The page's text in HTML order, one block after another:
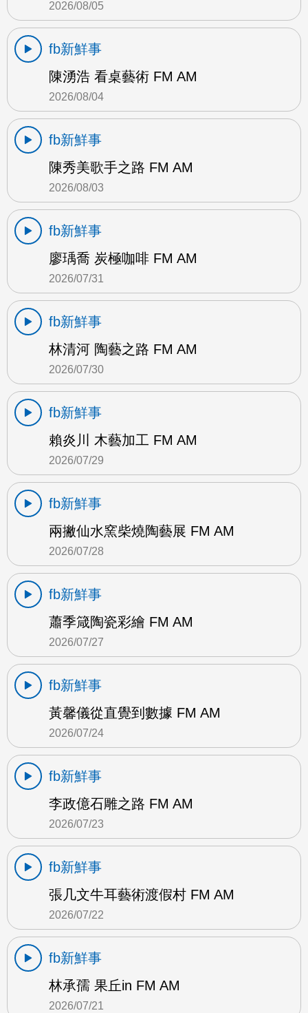
2026/08/05
fb新鮮事
陳湧浩 看桌藝術 FM AM
2026/08/04
fb新鮮事
陳秀美歌手之路 FM AM
2026/08/03
fb新鮮事
廖瑀喬 炭極咖啡 FM AM
2026/07/31
fb新鮮事
林清河 陶藝之路 FM AM
2026/07/30
fb新鮮事
賴炎川 木藝加工 FM AM
2026/07/29
fb新鮮事
兩撇仙水窯柴燒陶藝展 FM AM
2026/07/28
fb新鮮事
蕭季箴陶瓷彩繪 FM AM
2026/07/27
fb新鮮事
黃馨儀從直覺到數據 FM AM
2026/07/24
fb新鮮事
李政億石雕之路 FM AM
2026/07/23
fb新鮮事
張几文牛耳藝術渡假村 FM AM
2026/07/22
fb新鮮事
林承孺 果丘in FM AM
2026/07/21